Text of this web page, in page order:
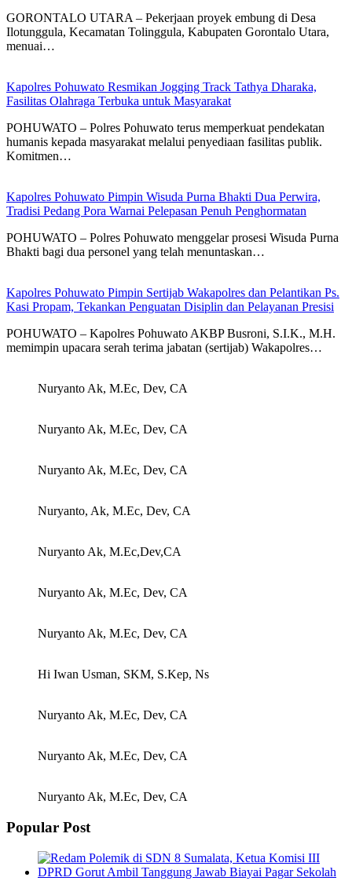
GORONTALO UTARA – Pekerjaan proyek embung di Desa
Ilotunggula, Kecamatan Tolinggula, Kabupaten Gorontalo Utara,
menuai…
Kapolres Pohuwato Resmikan Jogging Track Tathya Dharaka,
Fasilitas Olahraga Terbuka untuk Masyarakat
POHUWATO – Polres Pohuwato terus memperkuat pendekatan
humanis kepada masyarakat melalui penyediaan fasilitas publik.
Komitmen…
Kapolres Pohuwato Pimpin Wisuda Purna Bhakti Dua Perwira,
Tradisi Pedang Pora Warnai Pelepasan Penuh Penghormatan
POHUWATO – Polres Pohuwato menggelar prosesi Wisuda Purna
Bhakti bagi dua personel yang telah menuntaskan…
Kapolres Pohuwato Pimpin Sertijab Wakapolres dan Pelantikan Ps.
Kasi Propam, Tekankan Penguatan Disiplin dan Pelayanan Presisi
POHUWATO – Kapolres Pohuwato AKBP Busroni, S.I.K., M.H.
memimpin upacara serah terima jabatan (sertijab) Wakapolres…
Nuryanto Ak, M.Ec, Dev, CA
Nuryanto Ak, M.Ec, Dev, CA
Nuryanto Ak, M.Ec, Dev, CA
Nuryanto, Ak, M.Ec, Dev, CA
Nuryanto Ak, M.Ec,Dev,CA
Nuryanto Ak, M.Ec, Dev, CA
Nuryanto Ak, M.Ec, Dev, CA
Hi Iwan Usman, SKM, S.Kep, Ns
Nuryanto Ak, M.Ec, Dev, CA
Nuryanto Ak, M.Ec, Dev, CA
Nuryanto Ak, M.Ec, Dev, CA
Popular Post